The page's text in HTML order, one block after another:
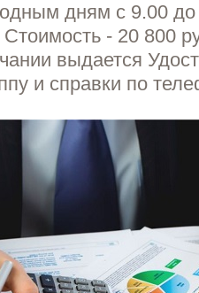
дням с 9.00
Стоимость - 20 800
выдается
и справки по